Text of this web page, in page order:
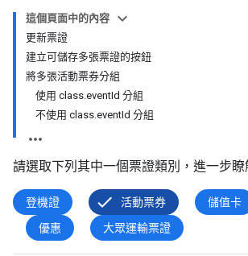
這個頁面中的內容
更新票證
建立可儲存多張票證的按鈕
將多張活動票券分組
使用 class.eventId 分組
不使用 class.eventId 分組
請選取下列其中一個票證類別，進一步瞭
登機證 活動票券 儲值卡
優惠
大眾運輸票證